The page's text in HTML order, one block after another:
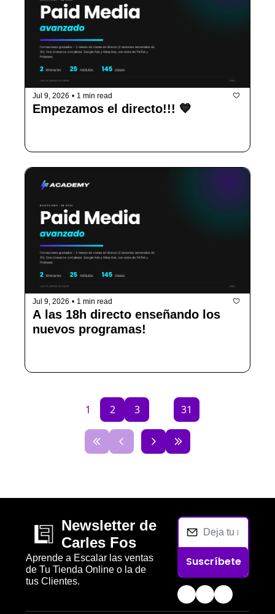
Jul 9, 2026 • 1 min read
Empezamos el directo!!! 💙
Jul 9, 2026 • 1 min read
A las 18h directo enseñando los
nuevos programas!
1 2 3 31
Newsletter de
Carles Fos
Aprende a Escalar las ventas
de Tu Tienda Online o la de
tus Clientes.
Suscríbete